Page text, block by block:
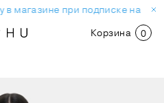
магазине при подписке на
Корзина 0